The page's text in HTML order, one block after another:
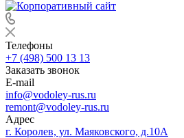
Телефоны
+7 (498) 500 13 13
Заказать звонок
E-mail
info@vodoley-rus.ru
remont@vodoley-rus.ru
Адрес
г. Королев, ул. Маяковского, д.10А